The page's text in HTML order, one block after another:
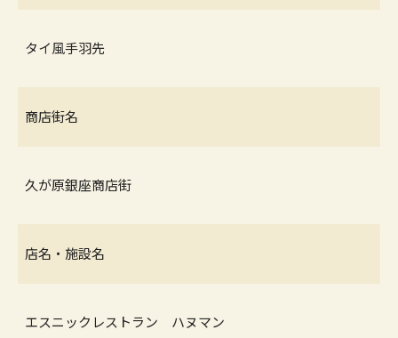
タイ風手羽先
商店街名
久が原銀座商店街
店名・施設名
エスニックレストラン ハヌマン